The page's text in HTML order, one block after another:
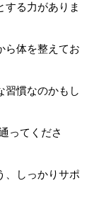
する力がありま
ら体を整えてお
習慣なのかもし
ってくださ
、しっかりサポ